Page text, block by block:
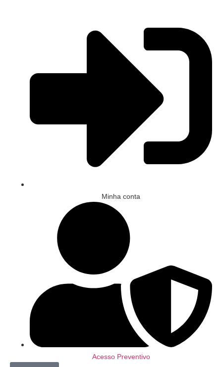
Minha conta
Acesso Preventivo